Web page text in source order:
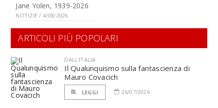
Jane Yolen, 1939-2026
NOTIZIE / 4/08/2026
ARTICOLI PIÙ POPOLARI
DALL'ITALIA
Il Qualunquismo sulla fantascienza di
Mauro Covacich
LEGGI 26/07/2026